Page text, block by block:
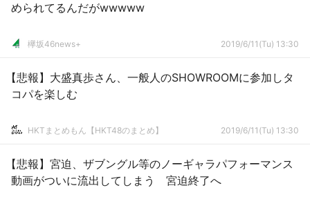
められてるんだがwwwww
欅坂46news+ 2019/6/11(Tu) 13:30
【悲報】大盛真歩さん、一般人のSHOWROOMに参加しタ
コパを楽しむ
HKTまとめもん【HKT48のまとめ】 2019/6/11(Tu) 13:30
【悲報】宮迫、ザブングル等のノーギャラパフォーマンス
動画がついに流出してしまう 宮迫終了へ